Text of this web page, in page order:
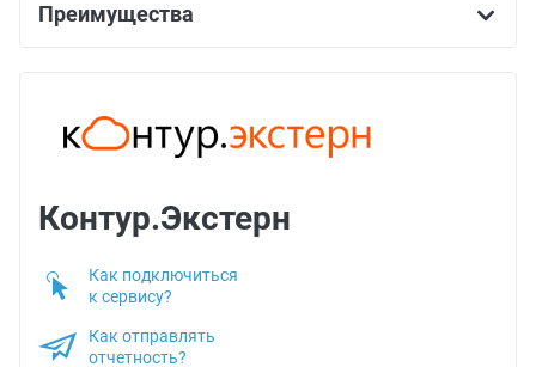
Преимущества
Контур.Экстерн
Как подключиться
к сервису?
Как отправлять
отчетность?